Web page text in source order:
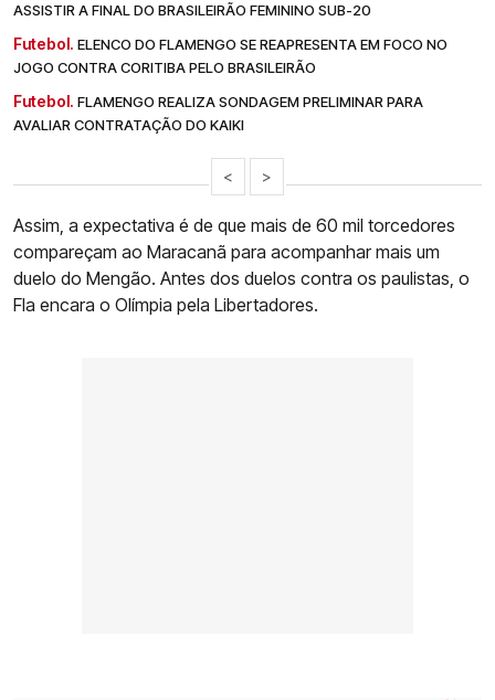
ASSISTIR A FINAL DO BRASILEIRÃO FEMININO SUB-20
Futebol. ELENCO DO FLAMENGO SE REAPRESENTA EM FOCO NO
JOGO CONTRA CORITIBA PELO BRASILEIRÃO
Futebol. FLAMENGO REALIZA SONDAGEM PRELIMINAR PARA
AVALIAR CONTRATAÇÃO DO KAIKI
< >
Assim, a expectativa é de que mais de 60 mil torcedores
compareçam ao Maracanã para acompanhar mais um
duelo do Mengão. Antes dos duelos contra os paulistas, o
Fla encara o Olímpia pela Libertadores.